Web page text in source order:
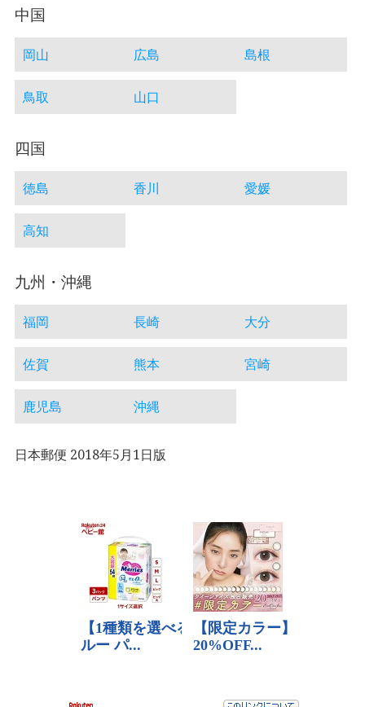
中国
岡山 広島 島根
鳥取 山口
四国
徳島 香川 愛媛
高知
九州・沖縄
福岡 長崎 大分
佐賀 熊本 宮崎
鹿児島 沖縄
日本郵便 2018年5月1日版